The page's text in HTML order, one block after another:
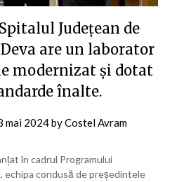
Județean de
are un laborator
modernizat și dotat
înalte.
mai 2024byCostel Avram
în cadrul Programului
echipa condusă de președintele